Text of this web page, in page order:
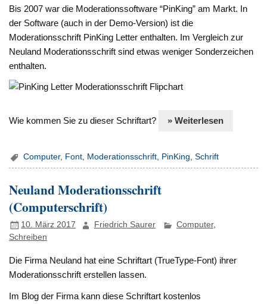
Bis 2007 war die Moderationssoftware “PinKing” am Markt. In
der Software (auch in der Demo-Version) ist die
Moderationsschrift PinKing Letter enthalten. Im Vergleich zur
Neuland Moderationsschrift sind etwas weniger Sonderzeichen
enthalten.
Wie kommen Sie zu dieser Schriftart? » Weiterlesen
Computer, Font Moderationsschrift PinKing ,Schrift
Neuland Moderationsschrift
(Computerschrift)
10. März 2017 Friedrich Saurer Computer,
Schreiben
Die Firma Neuland hat eine Schriftart (TrueType-Font) ihrer
Moderationsschrift erstellen lassen.
Im Blog der Firma kann diese Schriftart kostenlos